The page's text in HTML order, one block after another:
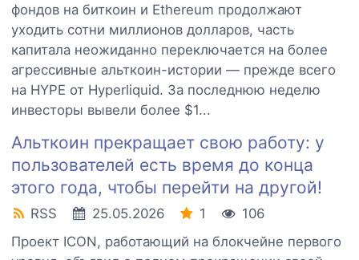
фондов на биткоин и Ethereum продолжают
уходить сотни миллионов долларов, часть
капитала неожиданно переключается на более
агрессивные альткоин-истории — прежде всего
на HYPE от Hyperliquid. За последнюю неделю
инвесторы вывели более $1...
Альткоин прекращает свою работу: у
пользователей есть время до конца
этого года, чтобы перейти на другой!
RSS 25.05.2026 1
106
Проект ICON, работающий на блокчейне первого